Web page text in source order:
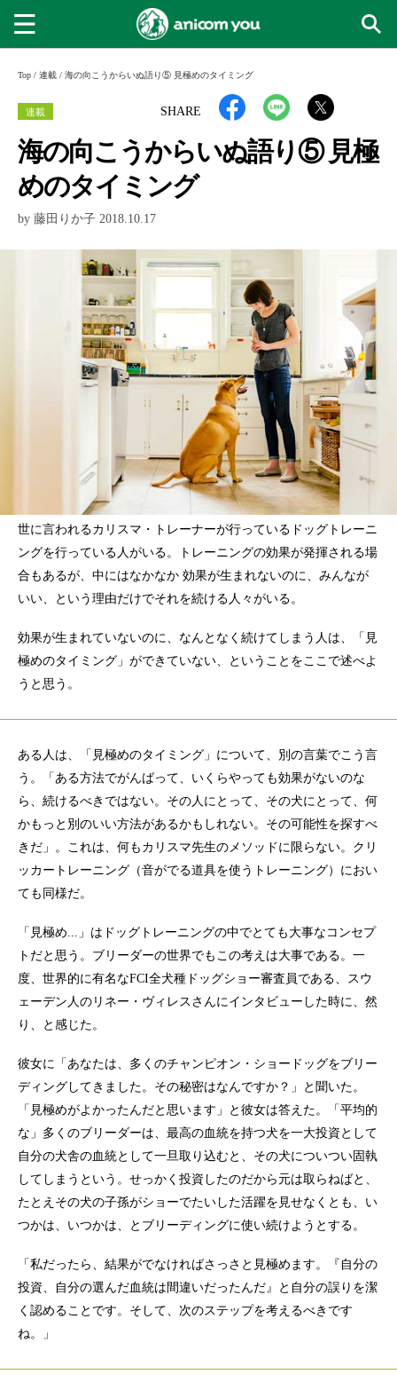
Top / 連載 / 海の向こうからいぬ語り⑤ 見極めのタイミング
SHARE
連載
海の向こうからいぬ語り⑤ 見極
めのタイミング
by 藤田りか子 2018.10.17
世に言われるカリスマ・トレーナーが行っているドッグトレーニ
ングを行っている人がいる。トレーニングの効果が発揮される場
合もあるが、中にはなかなか 効果が生まれないのに、みんなが
いい、という理由だけでそれを続ける人々がいる。
効果が生まれていないのに、なんとなく続けてしまう人は、「見
極めのタイミング」ができていない、ということをここで述べよ
うと思う。
ある人は、「見極めのタイミング」について、別の言葉でこう言
う。「ある方法でがんばって、いくらやっても効果がないのな
ら、続けるべきではない。その人にとって、その犬にとって、何
かもっと別のいい方法があるかもしれない。その可能性を探すべ
きだ」。これは、何もカリスマ先生のメソッドに限らない。クリ
ッカートレーニング（音がでる道具を使うトレーニング）におい
ても同様だ。
「見極め...」はドッグトレーニングの中でとても大事なコンセプ
トだと思う。ブリーダーの世界でもこの考えは大事である。一
度、世界的に有名なFCI全犬種ドッグショー審査員である、スウ
ェーデン人のリネー・ヴィレスさんにインタビューした時に、然
り、と感じた。
彼女に「あなたは、多くのチャンピオン・ショードッグをブリー
ディングしてきました。その秘密はなんですか？」と聞いた。
「見極めがよかったんだと思います」と彼女は答えた。「平均的
な」多くのブリーダーは、最高の血統を持つ犬を一大投資として
自分の犬舎の血統として一旦取り込むと、その犬についつい固執
してしまうという。せっかく投資したのだから元は取らねばと、
たとえその犬の子孫がショーでたいした活躍を見せなくとも、い
つかは、いつかは、とブリーディングに使い続けようとする。
「私だったら、結果がでなければさっさと見極めます。『自分の
投資、自分の選んだ血統は間違いだったんだ』と自分の誤りを潔
く認めることです。そして、次のステップを考えるべきです
ね。」